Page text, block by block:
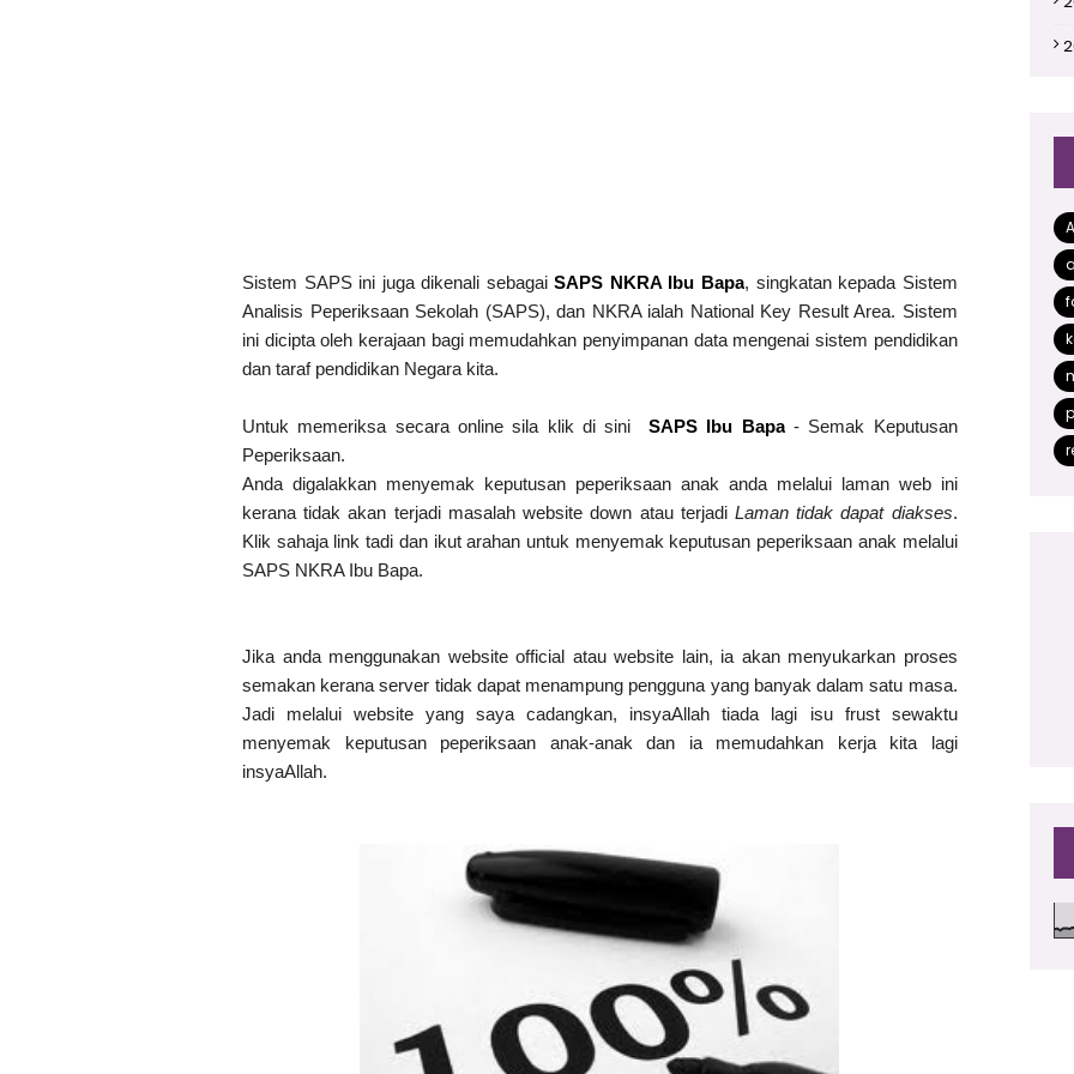
Sistem SAPS ini juga dikenali sebagaiSAPS NKRA Ibu Bapa, singkatan kepada Sistem
Analisis Peperiksaan Sekolah (SAPS), dan NKRA ialah National Key Result Area. Sistem
ini dicipta oleh kerajaan bagi memudahkan penyimpanan data mengenai sistem pendidikan
dan taraf pendidikan Negara kita.
Untuk memeriksa secara online sila klik di sini SAPS Ibu Bapa- Semak Keputusan
Peperiksaan.
Anda digalakkan menyemak keputusan peperiksaan anak anda melalui laman web ini
kerana tidak akan terjadi masalah website down atau terjadi Laman tidak dapat diakses.
Klik sahaja link tadi dan ikut arahan untuk menyemak keputusan peperiksaan anak melalui
SAPS NKRA Ibu Bapa.
Jika anda menggunakan website official atau website lain, ia akan menyukarkan proses
semakan kerana server tidak dapat menampung pengguna yang banyak dalam satu masa.
Jadi melalui website yang saya cadangkan, insyaAllah tiada lagi isu frust sewaktu
menyemak keputusan peperiksaan anak-anak dan ia memudahkan kerja kita lagi
insyaAllah.